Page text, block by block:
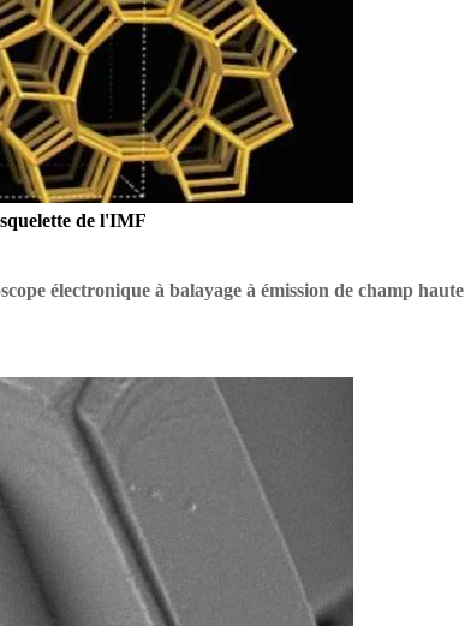
de l'IMF
électronique à balayage à émission de champ haute